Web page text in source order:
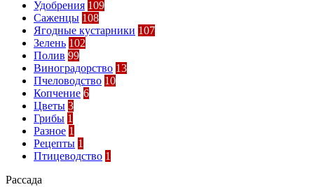
Удобрения 109
Саженцы 108
Ягодные кустарники 107
Зелень 102
Полив 99
Виноградорство 13
Пчеловодство 10
Копчение 6
Цветы 3
Грибы 1
Разное 1
Рецепты 1
Птицеводство 1
Рассада